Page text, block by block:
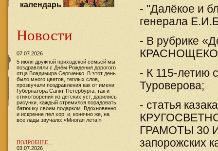
- "Далёкое и
генерала
- В рубрике
- К 115-летию
Туроверова;
- статья
ГРАМОТЫ 30
запорожских
календарь
Новости
07.07.2026
5 июля дружной приходской семьей мы
поздравляли с Днём Рождения дорогого
отца Владимира Сергиенко. В этот день
было много цветов, теплых слов,
прозвучали поздравления как от имени
Губернатора Санкт-Петербурга, так и
стихотворения из детских уст, дарились
рисунки, каждый стремился порадовать
батюшку своим подарком. Вдохновенно
и искренне пел хор, и, конечно же, на
все лады звучало: «Многая лета!»
ПОДРОБНЕЕ...
03.07.2026